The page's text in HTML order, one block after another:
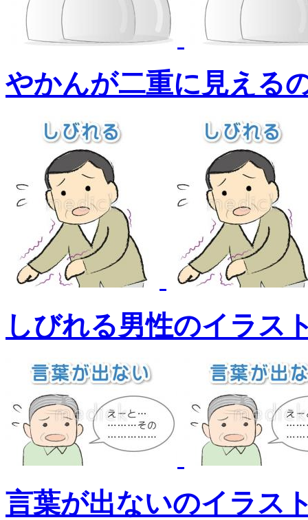
やかんが二重に見える
しびれる男性のイラス
言葉が出ないのイラス